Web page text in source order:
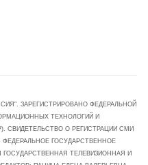
ЗАРЕГИСТРИРОВАНО ФЕДЕРАЛЬНОЙ
ТЕХНОЛОГИЙ И
СВИДЕТЕЛЬСТВО О РЕГИСТРАЦИИ СМИ
ФЕДЕРАЛЬНОЕ ГОСУДАРСТВЕННОЕ
ТЕЛЕВИЗИОННАЯ И